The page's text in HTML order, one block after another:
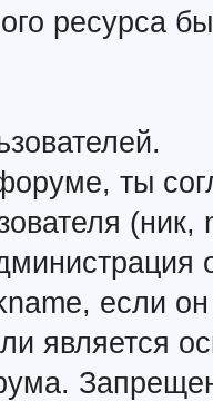
ресурса
ты
(ник,
если
является